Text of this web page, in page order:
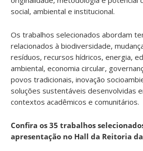
social, ambiental e institucional.
Os trabalhos selecionados abordam
relacionados à biodiversidade,
resíduos, recursos hídricos, energia,
ambiental, economia circular,
povos tradicionais, inovação
soluções sustentáveis desenvolvidas
contextos acadêmicos e comunitários.
Confira os 35 trabalhos
apresentação no Hall da Reitoria da